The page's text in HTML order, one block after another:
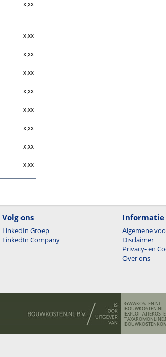
x,xx
x,xx
x,xx
x,xx
x,xx
x,xx
x,xx
x,xx
x,xx
Volg ons
LinkedIn Groep
LinkedIn Company
Informatie
Algemene
Disclaimer
Privacy- en
Over ons
GWWKOSTEN.NL
BOUWKOSTEN.NL